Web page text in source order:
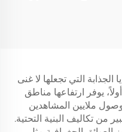
الجذابة التي تجعلها لا غنى
يوفر ارتفاعها مناطق
ملايين المشاهدين
من تكاليف البنية التحتية.